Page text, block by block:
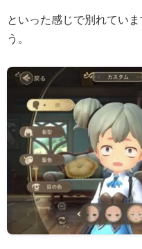
といった感じで別れてい
う。